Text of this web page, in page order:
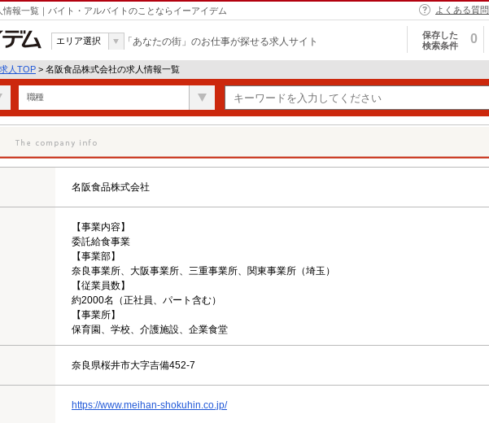
報一覧｜バイト・アルバイトのことならイーアイデム よくある質問
エリア選択 「あなたの街」のお仕事が探せる求人サイト
保存した
検索条件
0
人TOP > 名阪食品株式会社の求人情報一覧
職種
名阪食品株式会社
【事業内容】
委託給食事業
【事業部】
奈良事業所、大阪事業所、三重事業所、関東事業所（埼玉）
【従業員数】
約2000名（正社員、パート含む）
【事業所】
保育園、学校、介護施設、企業食堂
奈良県桜井市大字吉備452-7
https://www.meihan-shokuhin.co.jp/